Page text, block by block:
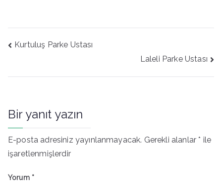
Yazı
gezinmesi
Kurtuluş Parke Ustası
Laleli Parke Ustası
Bir yanıt yazın
E-posta adresiniz yayınlanmayacak. Gerekli alanlar* ile
işaretlenmişlerdir
Yorum *